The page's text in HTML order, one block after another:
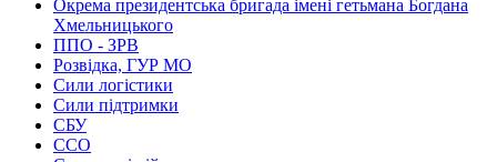
Окрема президентська бригада імені гетьмана Богдана
Хмельницького
ППО - ЗРВ
Розвідка, ГУР МО
Сили логістики
Сили підтримки
СБУ
ССО